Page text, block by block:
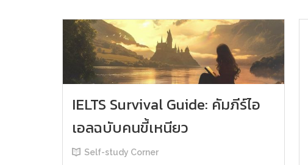
IELTS Survival Guide: คัมภีร์ไอ
เอลฉบับคนขี้เหนียว
Self-study Corner